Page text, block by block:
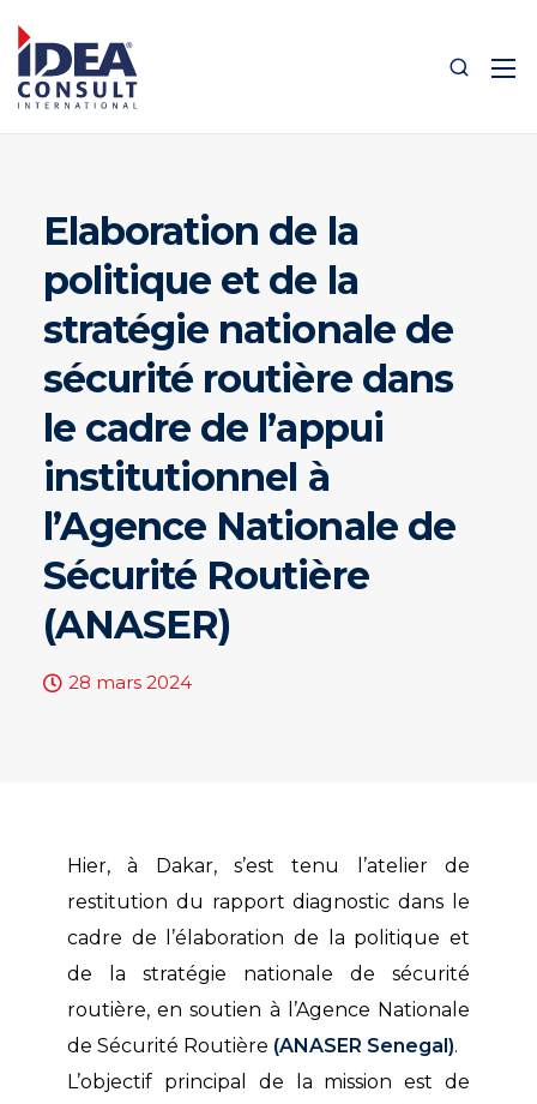
Elaboration de la
politique et de la
stratégie nationale de
sécurité routière dans
le cadre de l’appui
institutionnel à
l’Agence Nationale de
Sécurité Routière
(ANASER)
28 mars 2024
Hier, à Dakar, s’est tenu l’atelier de
restitution du rapport diagnostic dans le
cadre de l’élaboration de la politique et
de la stratégie nationale de sécurité
routière, en soutien à l’Agence Nationale
de Sécurité Routière (ANASER Senegal).
L’objectif principal de la mission est de